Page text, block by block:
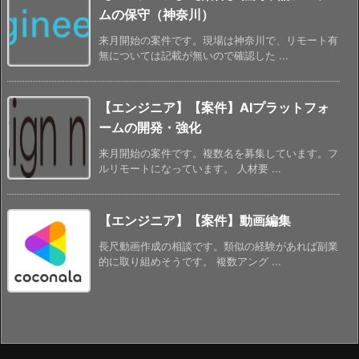
ムの保守（神奈川）
来月開始の案件です。現場は神奈川で、リモート有
無については記載が無いので確認した ...
【エンジニア】【案件】AIプラットフォ
ームの開発・強化
来月開始の案件です。複数名を募集しています。フ
ルリモートになっています。 人材要 ...
【エンジニア】【案件】動画編集
長尺動画作成の相談です。類似の経験があれば副業
的に取り組めそうです。 複数アング ...